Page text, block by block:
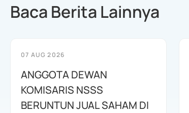
Baca Berita Lainnya
07 AUG 2026
ANGGOTA DEWAN
KOMISARIS NSSS
BERUNTUN JUAL SAHAM DI